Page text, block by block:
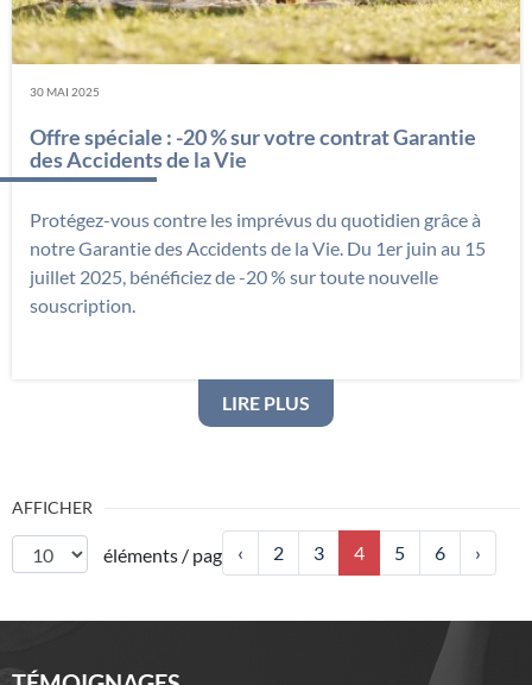
30 MAI 2025
Offre spéciale : -20 % sur votre contrat Garantie
des Accidents de la Vie
Protégez-vous contre les imprévus du quotidien grâce à
notre Garantie des Accidents de la Vie. Du 1er juin au 15
juillet 2025, bénéficiez de -20 % sur toute nouvelle
souscription.
LIRE PLUS
‹ 2 3 4 5 6 ›
AFFICHER
éléments / page